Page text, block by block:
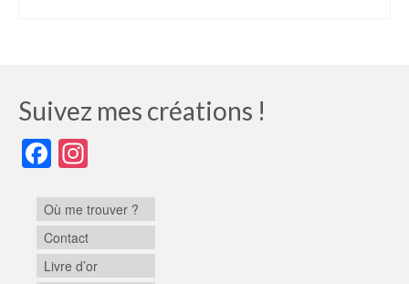
Suivez mes créations !
Facebook
Où me trouver ?
Contact
Livre d’or